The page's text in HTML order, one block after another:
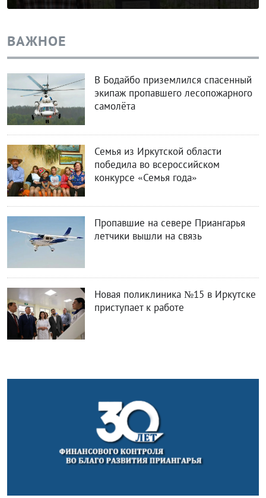
ВАЖНОЕ
В Бодайбо приземлился спасенный
экипаж пропавшего лесопожарного
самолёта
Семья из Иркутской области
победила во всероссийском
конкурсе «Семья года»
Пропавшие на севере Приангарья
летчики вышли на связь
Новая поликлиника №15 в Иркутске
приступает к работе